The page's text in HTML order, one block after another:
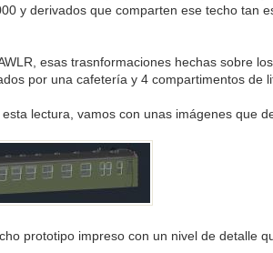
y derivados que comparten ese techo tan
esas trasnformaciones hechas sobre
por una cafetería y 4 compartimentos de
lectura, vamos con unas imágenes que
prototipo impreso con un nivel de detalle